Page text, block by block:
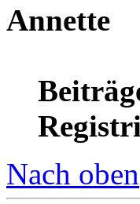
Annette
Nach oben